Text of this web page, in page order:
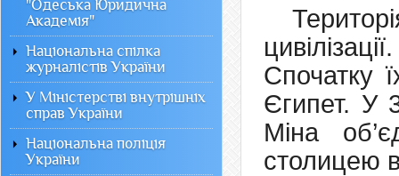
Спочатку
Єгипет. У
Міна
столицею
"Одеська Юридична
Академія"
Національна спілка
журналістів України
У Міністерстві внутрішніх
справ України
Національна поліція
України